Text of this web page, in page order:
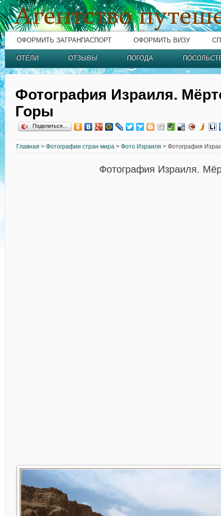
ОФОРМИТЬ ЗАГРАНПАСПОРТ ОФОРМИТЬ ВИЗУ
ОТЕЛИ ОТЗЫВЫ ПОГОДА
Фотография Израиля.
Горы
Поделиться…
Главная > Фотографии стран мира > Фото Израиля > Фотография
Фотография Израиля.